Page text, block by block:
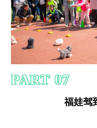
PART 07
福娃驾